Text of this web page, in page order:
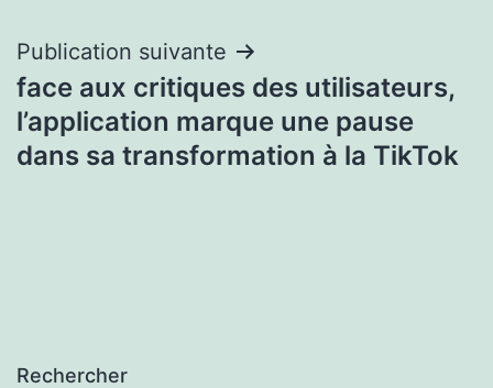
Publication suivante
face aux critiques des utilisateurs,
l’application marque une pause
dans sa transformation à la TikTok
Rechercher